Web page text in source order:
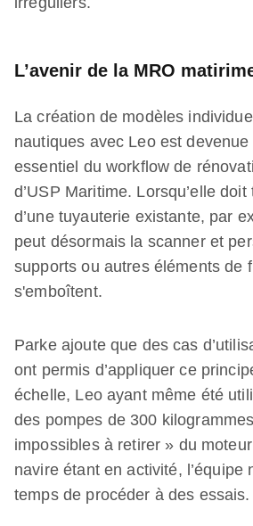
L’avenir de la MRO
La création de modèles
nautiques avec Leo est
essentiel du workflow de
d’USP Maritime. Lorsqu’elle
d’une tuyauterie existante, par
peut désormais la scanner et
supports ou autres éléments de
s'emboîtent.
Parke ajoute que des cas
ont permis d’appliquer ce
échelle, Leo ayant même été
des pompes de 300
impossibles à retirer » du
navire étant en activité, l’équipe
temps de procéder à des essais.